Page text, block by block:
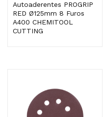
Autoaderentes PROGRIP
RED Ø125mm 8 Furos
A400 CHEMITOOL
CUTTING